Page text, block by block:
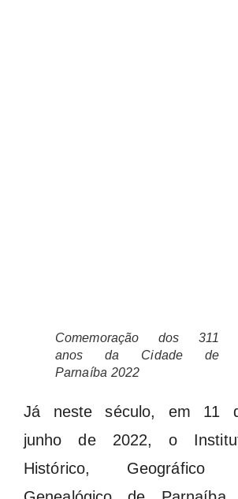
Comemoração dos 311
anos da Cidade de
Parnaíba 2022
Já neste século, em 11
junho de 2022, o
Histórico, Geográfico